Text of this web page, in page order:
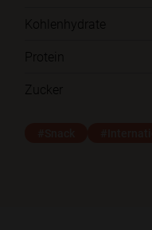
Kohlenhydrate
Protein
Zucker